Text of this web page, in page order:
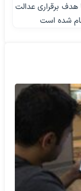
هدف برقراری عدالت
شده است